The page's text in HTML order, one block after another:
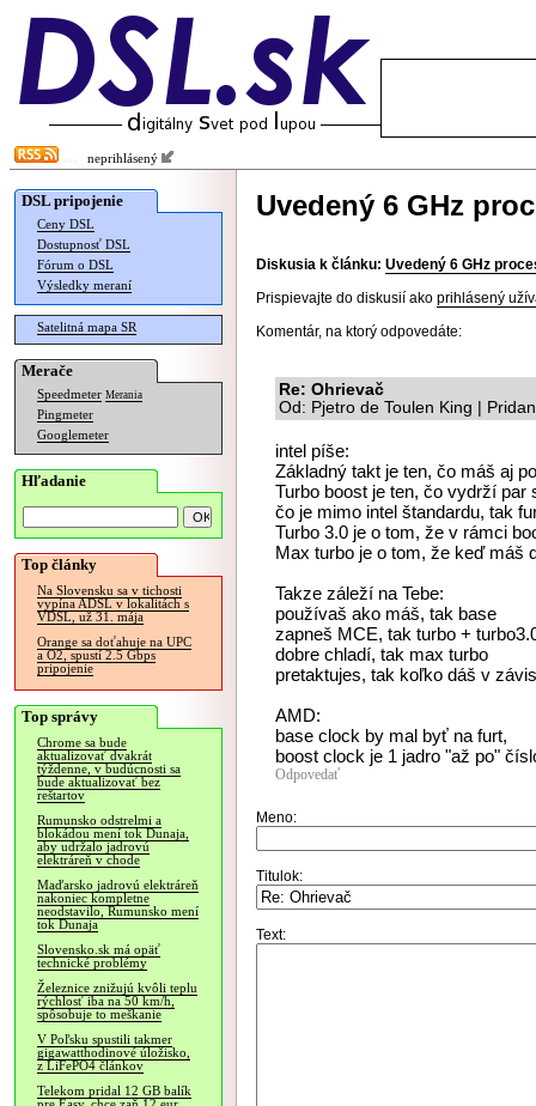
neprihlásený
DSL pripojenie
Ceny DSL
Dostupnosť DSL
Fórum o DSL
Výsledky meraní
Satelitná mapa SR
Merače
Speedmeter Merania
Pingmeter
Googlemeter
Hľadanie
Top články
Na Slovensku sa v tichosti
vypína ADSL v lokalitách s
VDSL, už 31. mája
Orange sa doťahuje na UPC
a O2, spustí 2.5 Gbps
pripojenie
Top správy
Chrome sa bude
aktualizovať dvakrát
týždenne, v budúcnosti sa
bude aktualizovať bez
reštartov
Rumunsko odstrelmi a
blokádou mení tok Dunaja,
aby udržalo jadrovú
elektráreň v chode
Maďarsko jadrovú elektráreň
nakoniec kompletne
neodstavilo, Rumunsko mení
tok Dunaja
Slovensko.sk má opäť
technické problémy
Železnice znižujú kvôli teplu
rýchlosť iba na 50 km/h,
spôsobuje to meškanie
V Poľsku spustili takmer
gigawatthodinové úložisko,
z LiFePO4 článkov
Telekom pridal 12 GB balík
Uvedený 6 GHz
Diskusia k článku: Uvedený 6 GHz
Prispievajte do diskusií ako prihlásený
Komentár, na ktorý odpovedáte:
Re: Ohrievač
Od: Pjetro de Toulen King |
intel píše:
Základný takt je ten, čo máš aj
Turbo boost je ten, čo vydrží
čo je mimo intel štandardu, tak
Turbo 3.0 je o tom, že v rámci
Max turbo je o tom, že keď máš
Takze záleží na Tebe:
používaš ako máš, tak base
zapneš MCE, tak turbo +
dobre chladí, tak max turbo
pretaktujes, tak koľko dáš v
AMD:
base clock by mal byť na furt,
boost clock je 1 jadro "až po"
Odpovedať
Meno:
Titulok:
Text: